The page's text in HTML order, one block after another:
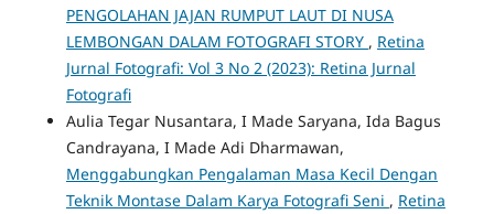
PENGOLAHAN JAJAN RUMPUT LAUT DI NUSA
LEMBONGAN DALAM FOTOGRAFI STORY , Retina
Jurnal Fotografi: Vol 3 No 2 (2023): Retina Jurnal
Fotografi
Aulia Tegar Nusantara, I Made Saryana, Ida Bagus
Candrayana, I Made Adi Dharmawan,
Menggabungkan Pengalaman Masa Kecil Dengan
Teknik Montase Dalam Karya Fotografi Seni , Retina